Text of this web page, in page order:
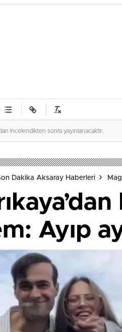
incelendikten sonra yayınlanacaktır.
Dakika Aksaray Haberleri
Ayıp